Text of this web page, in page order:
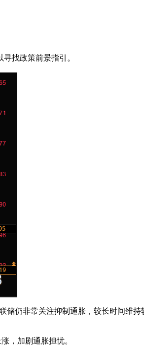
找政策前景指引。
储仍非常关注抑制通胀，较长时间维
，加剧通胀担忧。